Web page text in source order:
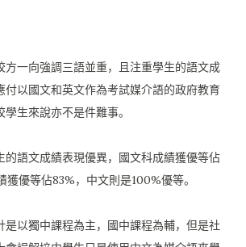
方一向強調三語並重，且注重學生的語文成
付以國文和英文作為考試媒介語的政府教育
學生來說亦不是件難事。
語文成績表現優異，
國文科成績獲優等佔
優等佔83%， 中文則是100%優等。
以獨中課程為主，國中課程為輔， 但是社